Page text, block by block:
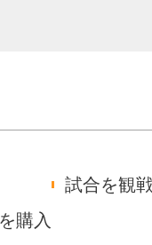
試合を観
購入